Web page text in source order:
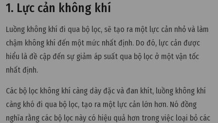
1. Lực cản không khí
Luồng không khí đi qua bộ lọc, sẽ tạo ra một lực cản nhỏ và làm
chậm không khí đến một mức nhất định. Do đó, lực cản được
hiểu là đề cập đến sự giảm áp suất qua bộ lọc ở một vận tốc
nhất định.
Các bộ lọc không khí càng dày đặc và đan khít, luồng không khí
càng khó đi qua bộ lọc, tạo ra một lực cản lớn hơn. Nó đồng
nghĩa rằng các bộ lọc này có hiệu quả hơn trong việc loại bỏ các